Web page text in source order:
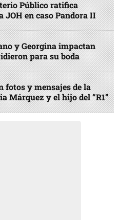
Público ratifica
JOH en caso Pandora II
y Georgina impactan
para su boda
fotos y mensajes de la
Márquez y el hijo del “R1”